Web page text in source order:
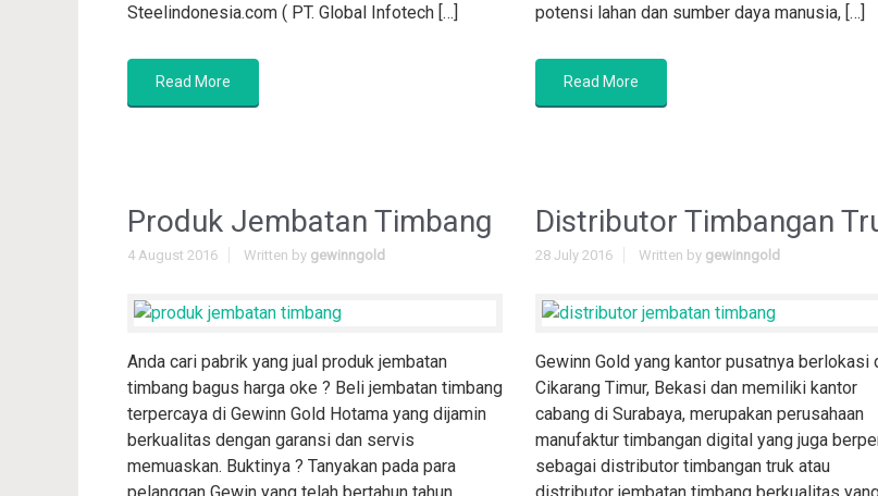
Steelindonesia.com ( PT. Global Infotech […]
Read More
potensi lahan dan sumber daya manusia, […]
Read More
Produk Jembatan Timbang
4 August 2016 Written by gewinngold
Anda cari pabrik yang jual produk jembatan
timbang bagus harga oke ? Beli jembatan timbang
terpercaya di Gewinn Gold Hotama yang dijamin
berkualitas dengan garansi dan servis
memuaskan. Buktinya ? Tanyakan pada para
pelanggan Gewin yang telah bertahun tahun
Distributor Timbangan
28 July 2016 Written by gewinngold
Gewinn Gold yang kantor pusatnya berlokasi
Cikarang Timur, Bekasi dan memiliki kantor
cabang di Surabaya, merupakan perusahaan
manufaktur timbangan digital yang juga
sebagai distributor timbangan truk atau
distributor jembatan timbang berkualitas